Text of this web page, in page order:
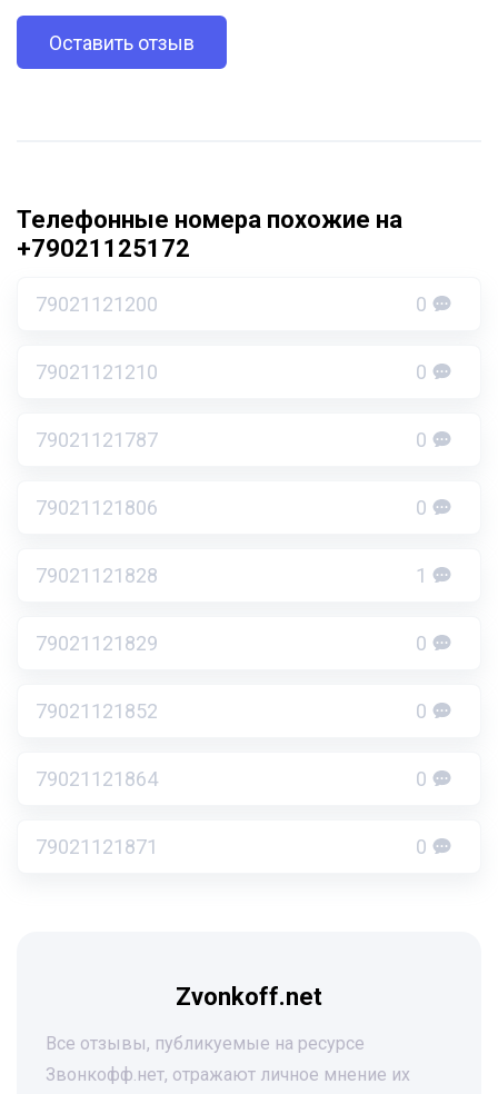
Оставить отзыв
Телефонные номера похожие на
+79021125172
79021121200 0
79021121210 0
79021121787 0
79021121806 0
79021121828 1
79021121829 0
79021121852 0
79021121864 0
79021121871 0
Zvonkoff.net
Все отзывы, публикуемые на ресурсе
Звонкофф.нет, отражают личное мнение их